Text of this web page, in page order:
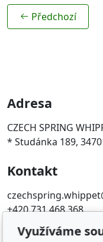
Předchozí
Adresa
CZECH SPRING
* Studánka 189,
Kontakt
+420 731 468 368
Oblíbené
Využíváme